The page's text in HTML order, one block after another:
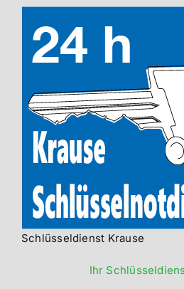
Schlüsseldienst Krause
Ihr